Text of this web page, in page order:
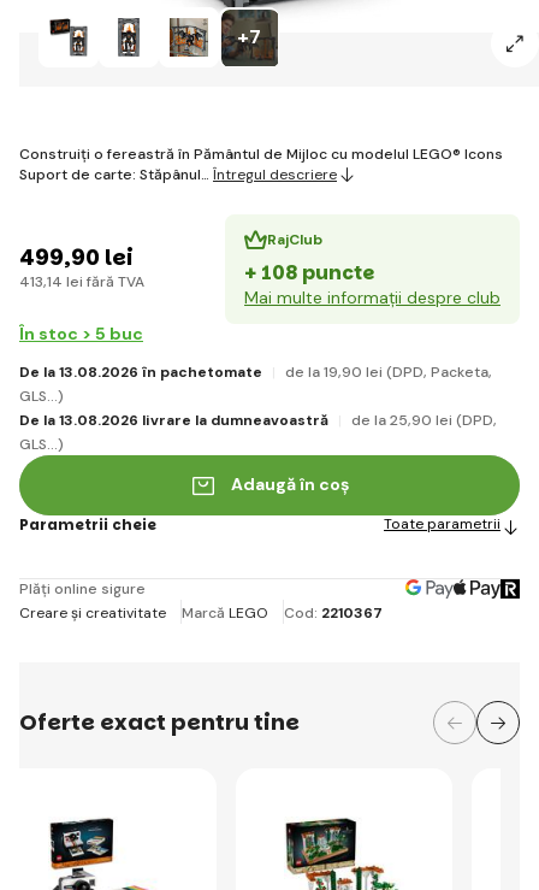
+7
Construiți o fereastră în Pământul de Mijloc cu modelul LEGO® Icons
Suport de carte: Stăpânul… Întregul descriere
499,90 lei
413,14 lei fără TVA
RajClub
+ 108 puncte
Mai multe informații despre club
În stoc > 5 buc
De la 13.08.2026 în pachetomate de la 19,90 lei (DPD, Packeta,
GLS...)
De la 13.08.2026 livrare la dumneavoastră
de la 25,90 lei (DPD,
GLS...)
Adaugă în coș
Parametrii cheie Toate parametrii
Plăți online sigure
Creare și creativitate
Marcă LEGO Cod: 2210367
Oferte exact pentru tine